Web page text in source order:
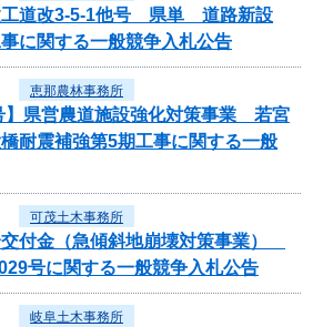
工道改3-5-1他号 県単 道路新設
に関する一般競争入札公告
恵那農林事務所
】県営農道施設強化対策事業 若宮
耐震補強第5期工事に関する一般
可茂土木事務所
付金（急傾斜地崩壊対策事業）
号に関する一般競争入札公告
岐阜土木事務所